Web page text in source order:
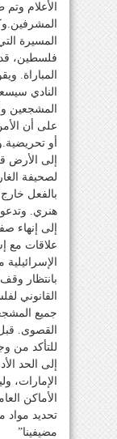
الأعلام
المسيرة
فلسطين، قد
المباراة.
النادي
المشجعين
على أن
أو
إلى الأرض
لصحيفة
بالفعل
هنري.
إلى إنهاء
علاقات مع
بانتظار وقف
القانوني
جميع
القصوى.
للتأكد من
إلى الحد
الأماكن
تحديد
مضيفينا”